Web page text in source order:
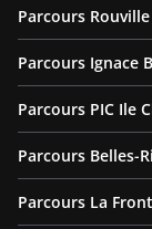
Parcours
Parcours Ignace
Parcours PIC Ile
Parcours Belles-
Parcours La